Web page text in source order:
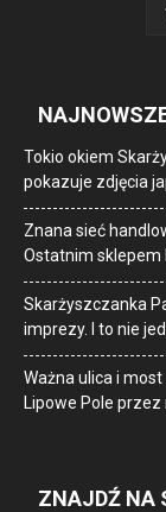
Tokio okiem
pokazuje zdjęcia
Znana sieć
Ostatnim sklepem
Skarżyszczanka
imprezy. I to nie
Ważna ulica i
Lipowe Pole
ZNAJDŹ NA